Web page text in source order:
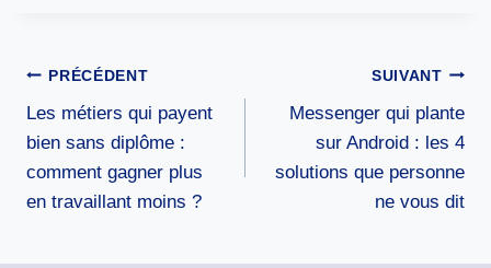
Navigation
de
l’article
PRÉCÉDENT
Les métiers qui payent
bien sans diplôme :
comment gagner plus
en travaillant moins ?
SUIVANT
Messenger qui plante
sur Android : les 4
solutions que personne
ne vous dit